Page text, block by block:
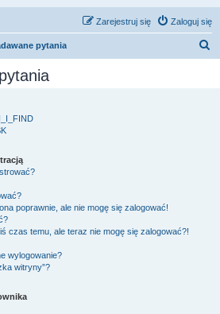
Zaloguj się
Zarejestruj się
pytania
poprawnie, ale nie mogę się zalogować!
czas temu, ale teraz nie mogę się zalogować?!
wylogowanie?
witryny”?